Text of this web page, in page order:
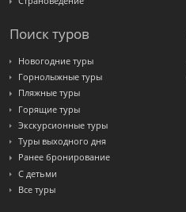
Поиск туров
Новогодние туры
Горнолыжные туры
Пляжные туры
Горящие туры
Экскурсионные туры
Туры выходного дня
Ранее бронирование
С детьми
Все туры